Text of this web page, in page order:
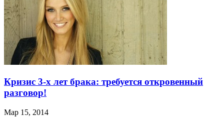
Кризис 3-х лет брака: требуется откровенный
разговор!
Мар 15, 2014